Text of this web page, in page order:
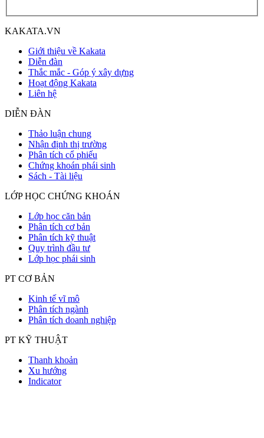
KAKATA.VN
Giới thiệu về Kakata
Diễn đàn
Thắc mắc - Góp ý xây dựng
Hoạt động Kakata
Liên hệ
DIỄN ĐÀN
Thảo luận chung
Nhận định thị trường
Phân tích cổ phiếu
Chứng khoán phái sinh
Sách - Tài liệu
LỚP HỌC CHỨNG KHOÁN
Lớp học căn bản
Phân tích cơ bản
Phân tích kỹ thuật
Quy trình đầu tư
Lớp học phái sinh
PT CƠ BẢN
Kinh tế vĩ mô
Phân tích ngành
Phân tích doanh nghiệp
PT KỸ THUẬT
Thanh khoản
Xu hướng
Indicator